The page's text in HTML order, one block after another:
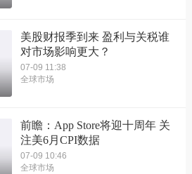
美股财报季到来 盈利与关税谁
对市场影响更大？
07-09 11:38
全球市场
前瞻：App Store将迎十周年 关
注美6月CPI数据
07-09 10:46
全球市场